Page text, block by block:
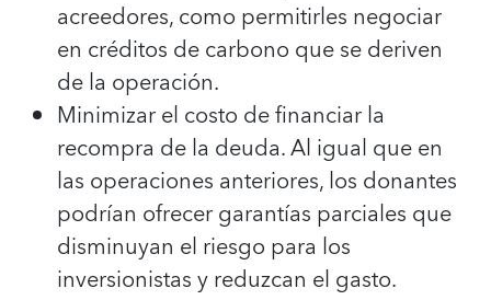
acreedores, como permitirles negociar
en créditos de carbono que se deriven
de la operación.
Minimizar el costo de financiar la
recompra de la deuda. Al igual que en
las operaciones anteriores, los donantes
podrían ofrecer garantías parciales que
disminuyan el riesgo para los
inversionistas y reduzcan el gasto.